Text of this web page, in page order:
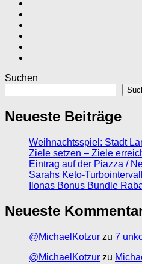
Suchen
Neueste Beiträge
Weihnachtsspiel: Stadt
Ziele setzen – Ziele
Eintrag auf der Piazza /
Sarahs Keto-
Ilonas Bonus Bundle
Neueste
@MichaelKotzur zu 7
@MichaelKotzur zu